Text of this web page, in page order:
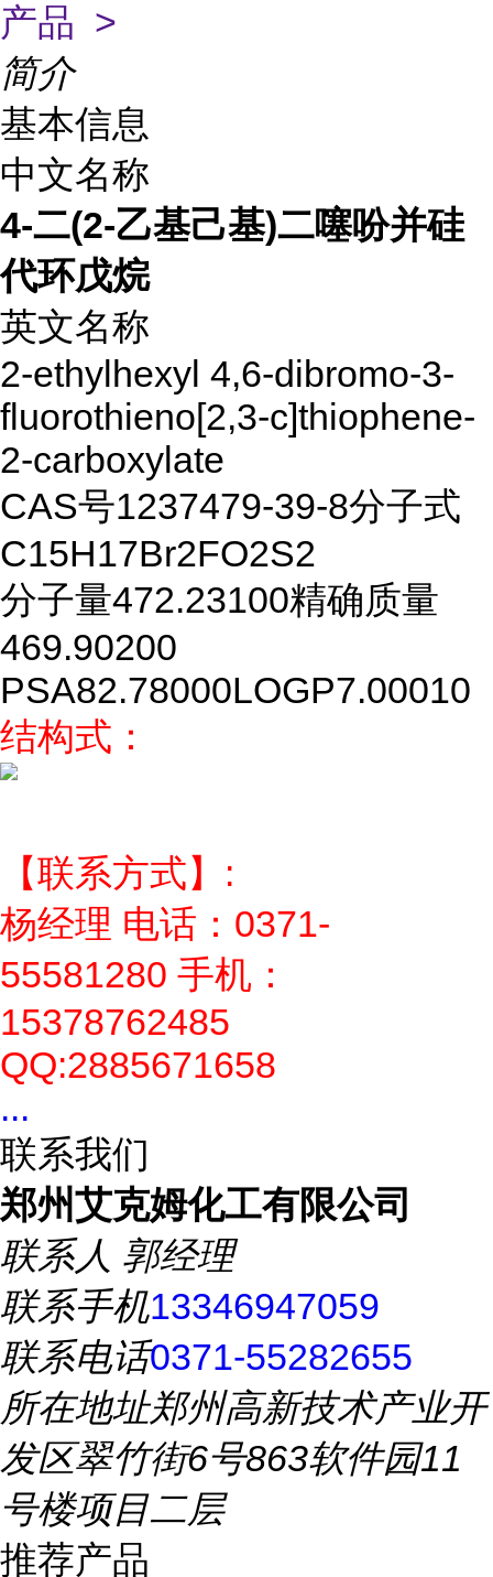
产品 >
简介
基本信息
中文名称
4-二(2-乙基己基)二噻吩并硅
代环戊烷
英文名称
2-ethylhexyl 4,6-dibromo-3-
fluorothieno[2,3-c]thiophene-
2-carboxylate
CAS号1237479-39-8分子式
C15H17Br2FO2S2
分子量472.23100精确质量
469.90200
PSA82.78000LOGP7.00010
结构式：
【联系方式】:
杨经理 电话：0371-
55581280 手机：
15378762485
QQ:2885671658
...
联系我们
郑州艾克姆化工有限公司
联系人 郭经理
联系手机13346947059
联系电话0371-55282655
所在地址郑州高新技术产业开
发区翠竹街6号863软件园11
号楼项目二层
推荐产品